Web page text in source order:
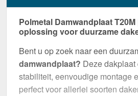
Polmetal Damwandplaat
oplossing voor duurzame
Bent u op zoek naar een
damwandplaat? Deze
stabiliteit, eenvoudige montage
perfect voor allerlei soorten